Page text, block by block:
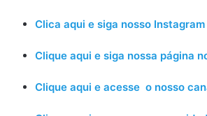
Clica aqui e siga nosso Instagram
Clique aqui e siga nossa página
Clique aqui e acesse o nosso